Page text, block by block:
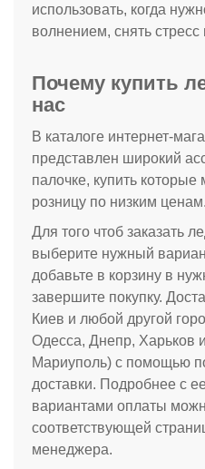
использовать, когда
волнением, снять
Почему купить
нас
В каталоге интернет-
представлен широкий
палочке, купить которые
розницу по низким ценам.
Для того чтоб заказать
выберите нужный
добавьте в корзину в
завершите покупку.
Киев и любой другой
Одесса, Днепр, Харьков
Мариуполь) с помощью
доставки. Подробнее с
вариантами оплаты
соответствующей
менеджера.